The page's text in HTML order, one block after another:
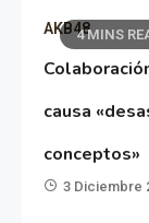
4 MINS
AKB48
causa
conceptos»
3 Diciembre